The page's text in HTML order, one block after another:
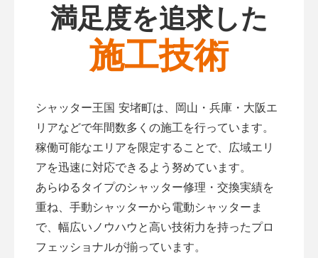
満足度を追求した
施工技術
シャッター王国 安堵町は、岡山・兵庫・大阪エ
リアなどで年間数多くの施工を行っています。
稼働可能なエリアを限定することで、広域エリ
アを迅速に対応できるよう努めています。
あらゆるタイプのシャッター修理・交換実績を
重ね、手動シャッターから電動シャッターま
で、幅広いノウハウと高い技術力を持ったプロ
フェッショナルが揃っています。